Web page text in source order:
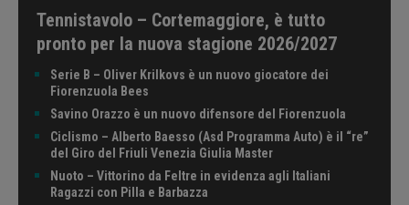
Tennistavolo – Cortemaggiore, è tutto
pronto per la nuova stagione 2026/2027
Serie B – Oliver Krilkovs è un nuovo giocatore dei
Fiorenzuola Bees
Savino Orazzo è un nuovo difensore del Fiorenzuola
Ciclismo – Alberto Baesso (Asd Programma Auto) è il “re”
del Giro del Friuli Venezia Giulia Master
Nuoto – Vittorino da Feltre in evidenza agli Italiani
Ragazzi con Pilla e Barbazza